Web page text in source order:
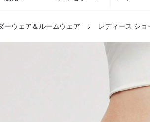
ーウェア＆ルームウェア レディース ショ